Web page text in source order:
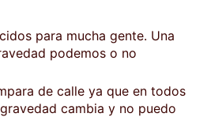
para mucha gente. Una
podemos o no
de calle ya que en todos
cambia y no puedo